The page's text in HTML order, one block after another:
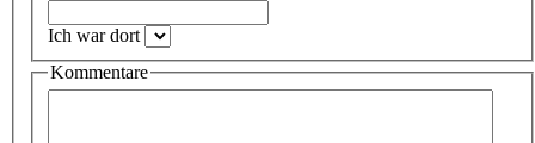
Ich war dort
Kommentare